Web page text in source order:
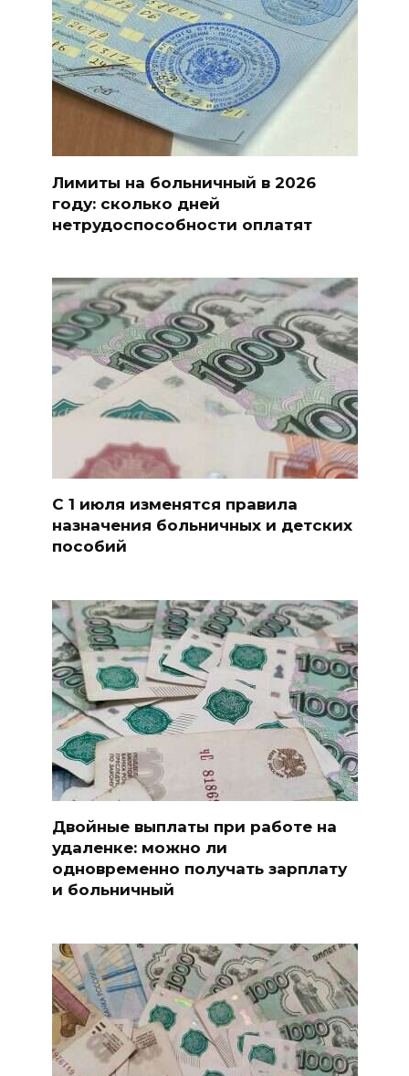
Лимиты на больничный в 2026
году: сколько дней
нетрудоспособности оплатят
С 1 июля изменятся правила
назначения больничных и детских
пособий
Двойные выплаты при работе на
удаленке: можно ли
одновременно получать зарплату
и больничный